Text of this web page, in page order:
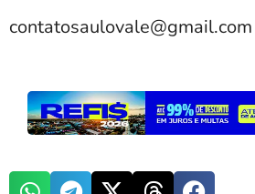
contatosaulovale@gmail.com